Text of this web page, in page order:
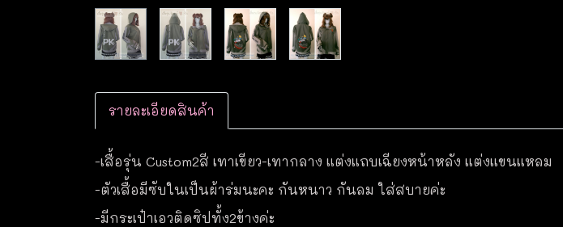
รายละเอียดสินค้า
-เสื้อรุ่น Custom2สี เทาเขียว-เทากลาง แต่งแถบเฉียงหน้าหลัง แต่งแขนแหลม
-ตัวเสื้อมีซับในเป็นผ้าร่มนะคะ กันหนาว กันลม ใส่สบายค่ะ
-มีกระเป๋าเอวติดซิปทั้ง2ข้างค่ะ